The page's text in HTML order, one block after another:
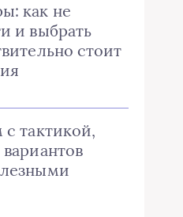
как не
и выбрать
стоит
тактикой,